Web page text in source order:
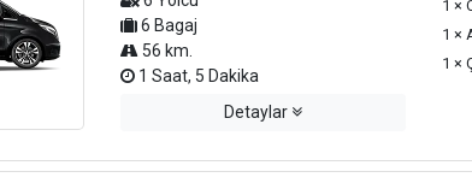
6 Bagaj
56 km.
1 Saat, 5 Dakika
Detaylar
1 ×
1 ×
1 ×